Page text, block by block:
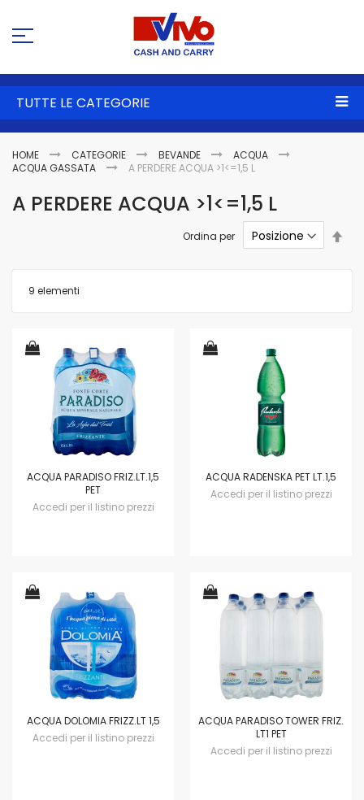
TUTTE LE CATEGORIE
HOME CATEGORIE BEVANDE
ACQUA
ACQUA GASSATA
A PERDERE ACQUA >1<=1,5 L
A PERDERE ACQUA >1<=1,5 L
9 elementi
Ordina per
ACQUA PARADISO FRIZ.LT.1,5
PET
Accedi per il listino prezzi
ACQUA RADENSKA PET LT.1,5
Accedi per il listino prezzi
ACQUA DOLOMIA FRIZZ.LT 1,5
Accedi per il listino prezzi
ACQUA PARADISO TOWER FRIZ.
LT1 PET
Accedi per il listino prezzi